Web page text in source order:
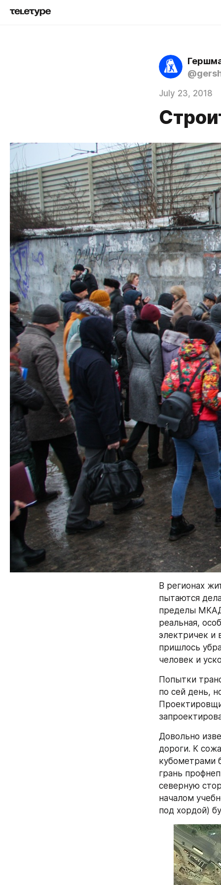
July 23, 2018
В регионах
пытаются
пределы
реальная,
электричек и
пришлось
человек и
Попытки
по сей день,
Довольно
дороги. К
кубометрами
грань
северную
началом
под хордой)